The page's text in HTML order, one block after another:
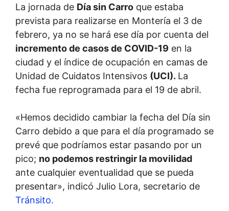
La jornada de Día sin Carro que estaba
prevista para realizarse en Montería el 3 de
febrero, ya no se hará ese día por cuenta del
incremento de casos de COVID-19 en la
ciudad y el índice de ocupación en camas de
Unidad de Cuidatos Intensivos (UCI). La
fecha fue reprogramada para el 19 de abril.
«Hemos decidido cambiar la fecha del Día sin
Carro debido a que para el día programado se
prevé que podríamos estar pasando por un
pico; no podemos restringir la movilidad
ante cualquier eventualidad que se pueda
presentar», indicó Julio Lora, secretario de
Tránsito.